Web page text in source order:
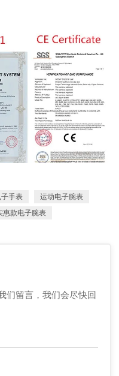
手表
运动电子腕表
惠款电子腕表
们留言，我们会尽快回